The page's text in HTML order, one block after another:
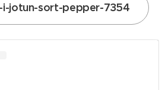
i-jotun-sort-pepper-7354